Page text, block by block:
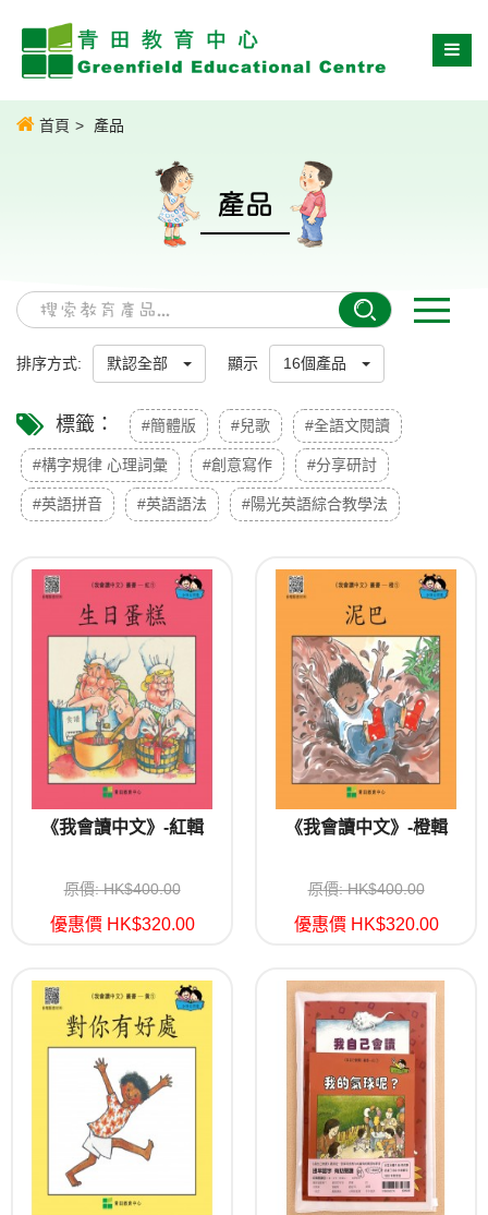
首頁 產品
產品
排序方式: 默認全部 顯示 16個產品
標籤： #簡體版 #兒歌 #全語文閱讀
#構字規律 心理詞彙 #創意寫作 #分享研討
#英語拼音 #英語語法 #陽光英語綜合教學法
《我會讀中文》-紅輯
原價: HK$400.00
優惠價 HK$320.00
《我會讀中文》-橙輯
原價: HK$400.00
優惠價 HK$320.00